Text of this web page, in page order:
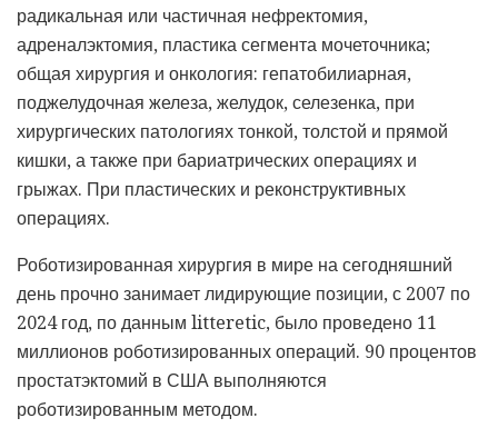
радикальная или частичная нефректомия,
адреналэктомия, пластика сегмента мочеточника;
общая хирургия и онкология: гепатобилиарная,
поджелудочная железа, желудок, селезенка, при
хирургических патологиях тонкой, толстой и прямой
кишки, а также при бариатрических операциях и
грыжах. При пластических и реконструктивных
операциях.
Роботизированная хирургия в мире на сегодняшний
день прочно занимает лидирующие позиции, с 2007 по
2024 год, по данным litteretic, было проведено 11
миллионов роботизированных операций. 90 процентов
простатэктомий в США выполняются
роботизированным методом.